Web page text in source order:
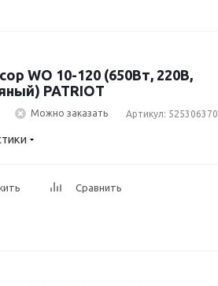
WO 10-120 (650Вт, 220В,
PATRIOT
Можно заказать Артикул: 525306370
Сравнить